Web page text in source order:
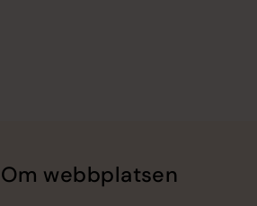
Om webbplatsen